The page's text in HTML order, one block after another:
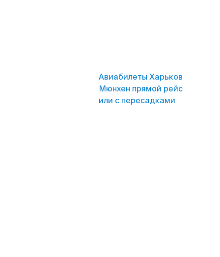
Авиабилеты Харьков
Мюнхен прямой рейс
или с пересадками